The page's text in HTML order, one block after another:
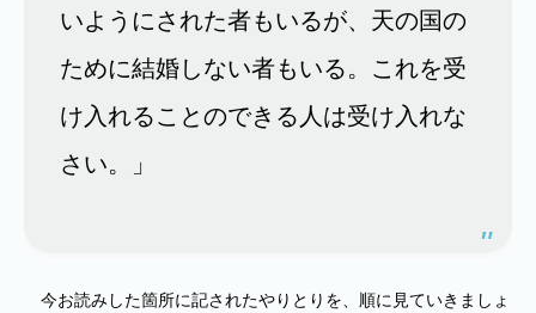
いようにされた者もいるが、天の国の
ために結婚しない者もいる。これを受
け入れることのできる人は受け入れな
さい。」
今お読みした箇所に記されたやりとりを、順に見ていきましょ